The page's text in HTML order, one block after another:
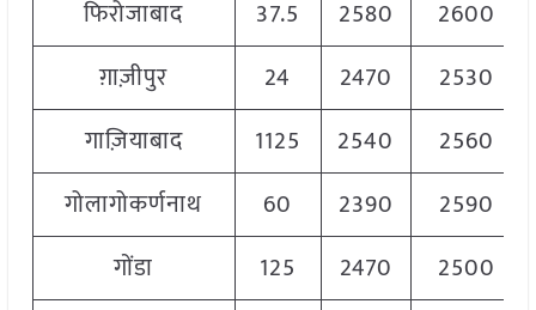
फिरोजाबाद
37.5 2580
2600
ग़ाज़ीपुर
24 2470 2530
गाज़ियाबाद
1125 2540
2560
गोलागोकर्णनाथ
60 2390
2590
गोंडा
125 2470
2500